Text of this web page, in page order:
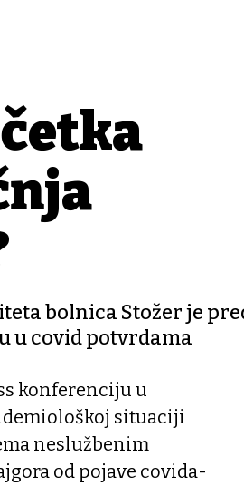
bolnica Stožer je
u covid potvrdama
konferenciju u
situaciji
neslužbenim
od pojave covida-